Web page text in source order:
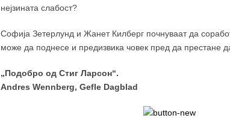
нејзината слабост?
Софија Зетерлунд и Жанет Килберг почнуваат да
може да поднесе и предизвика човек пред да престане
„Подобро од Стиг Ларсон“.
Andres Wennberg, Gefle Dagblad